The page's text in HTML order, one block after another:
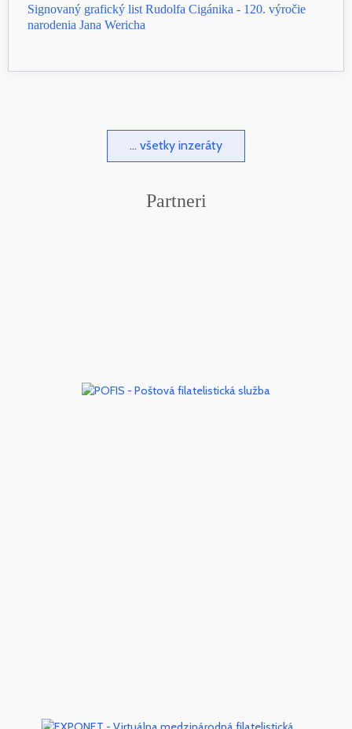
Signovaný grafický list Rudolfa Cigánika - 120. výročie
narodenia Jana Wericha
... všetky inzeráty
Partneri